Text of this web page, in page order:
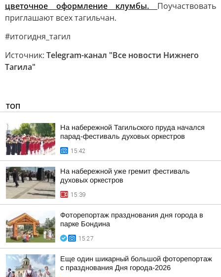
цветочное оформление клумбы. Поучаствовать
приглашают всех тагильчан.
#итогидня_тагил
Источник: Telegram-канал "Все новости Нижнего
Тагила"
ТОП
На набережной Тагильского пруда начался
парад-фестиваль духовых оркестров
15:42
На набережной уже гремит фестиваль
духовых оркестров
15:39
Фоторепортаж празднования дня города в
парке Бондина
15:27
Еще один шикарный большой фоторепортаж
с празднования Дня города-2026